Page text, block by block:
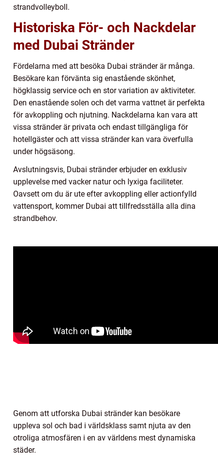
strandvolleyboll.
Historiska För- och Nackdelar
med Dubai Stränder
Fördelarna med att besöka Dubai stränder är många.
Besökare kan förvänta sig enastående skönhet,
högklassig service och en stor variation av aktiviteter.
Den enastående solen och det varma vattnet är perfekta
för avkoppling och njutning. Nackdelarna kan vara att
vissa stränder är privata och endast tillgängliga för
hotellgäster och att vissa stränder kan vara överfulla
under högsäsong.
Avslutningsvis, Dubai stränder erbjuder en exklusiv
upplevelse med vacker natur och lyxiga faciliteter.
Oavsett om du är ute efter avkoppling eller actionfylld
vattensport, kommer Dubai att tillfredsställa alla dina
strandbehov.
Genom att utforska Dubai stränder kan besökare
uppleva sol och bad i världsklass samt njuta av den
otroliga atmosfären i en av världens mest dynamiska
städer.